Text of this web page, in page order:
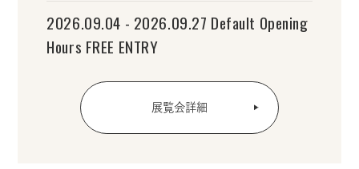
2026.09.04 - 2026.09.27 Default Opening
Hours FREE ENTRY
展覧会詳細